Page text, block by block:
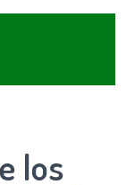
los